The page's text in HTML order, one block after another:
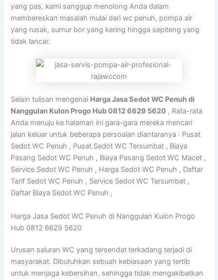
yang pas, kami sanggup menolong Anda dalam
membereskan masalah mulai dari wc penuh, pompa air
yang rusak, sumur bor yang kering hingga sepiteng yang
tidak lancar.
Selain tulisan mengenai Harga Jasa Sedot WC Penuh di
Nanggulan Kulon Progo Hub 0812 6629 5620 , Rata-rata
Anda menuju ke halaman ini gara-gara mereka mencari
jalan keluar untuk beberapa persoalan diantaranya : Pusat
Sedot WC Penuh , Pusat Sedot WC Tersumbat , Biaya
Pasang Sedot WC Penuh , Biaya Pasang Sedot WC Macet ,
Service Sedot WC Penuh , Harga Sedot WC Penuh , Daftar
Tarif Sedot WC Penuh , Service Sedot WC Tersumbat ,
Daftar Biaya Sedot WC Penuh ,
Harga Jasa Sedot WC Penuh di Nanggulan Kulon Progo
Hub 0812 6629 5620
Urusan saluran WC yang tersendat terkadang terjadi di
masyarakat. Dibutuhkan sebuah kebiasaan yang tertib
untuk menjaga kebersihan, sehingga tidak mengakibatkan